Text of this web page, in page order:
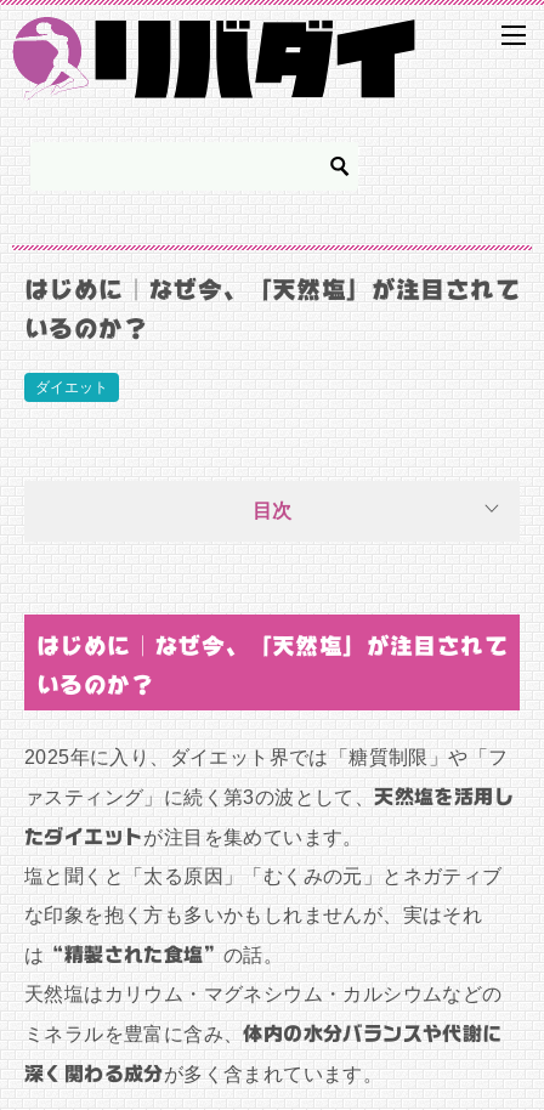
はじめに｜なぜ今、「天然塩」が注目されて
いるのか？
ダイエット
目次
はじめに｜なぜ今、「天然塩」が注目されて
いるのか？
2025年に入り、ダイエット界では「糖質制限」や「フ
ァスティング」に続く第3の波として、天然塩を活用し
たダイエットが注目を集めています。
塩と聞くと「太る原因」「むくみの元」とネガティブ
な印象を抱く方も多いかもしれませんが、実はそれ
は “精製された食塩”の話。
天然塩はカリウム・マグネシウム・カルシウムなどの
ミネラルを豊富に含み、体内の水分バランスや代謝に
深く関わる成分が多く含まれています。